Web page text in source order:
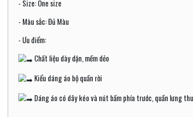
- Size: One size
- Màu sắc: Đủ Màu
- Ưu điểm:
Chất liệu dày dặn, mềm dẻo
Kiểu dáng áo bộ quần rời
Dáng áo có dây kéo và nút bấm phía trước, quần lưng